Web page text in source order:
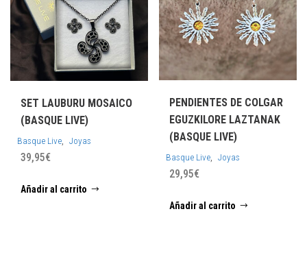
SET LAUBURU MOSAICO
(BASQUE LIVE)
Basque Live Joyas
39,95€
Añadir al carrito
PENDIENTES DE COLGAR
EGUZKILORE LAZTANAK
(BASQUE LIVE)
Basque Live, Joyas
29,95€
Añadir al carrito